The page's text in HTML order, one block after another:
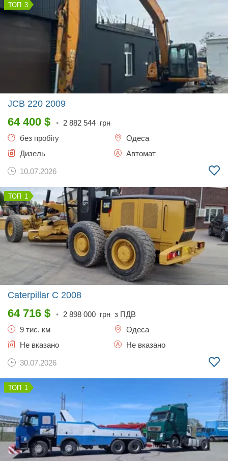
3
JCB 220 2009
64 400 $ • 2 882 544 грн
без пробігу
Одеса
Дизель
Автомат
10.07.2026
1
Caterpillar C 2008
64 716 $ • 2 898 000 грн з ПДВ
9 тис. км
Одеса
Не вказано
Не вказано
30.07.2026
1